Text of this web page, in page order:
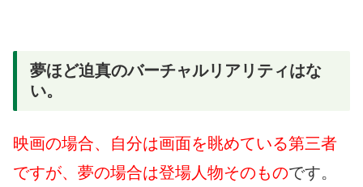
夢ほど迫真のバーチャルリアリティはな
い。
映画の場合、自分は画面を眺めている第三者
ですが、夢の場合は登場人物そのものです。